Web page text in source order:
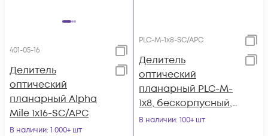
401-05-16
Делитель
оптический
планарный Alpha
Mile 1x16-SC/APC
В наличии: 1 000+ шт
PLC-M-1x8-SC/APC
Делитель
оптический
планарный PLC-M-
1x8, бескорпусный,
разъемы SC/APC
В наличии: 100+ шт